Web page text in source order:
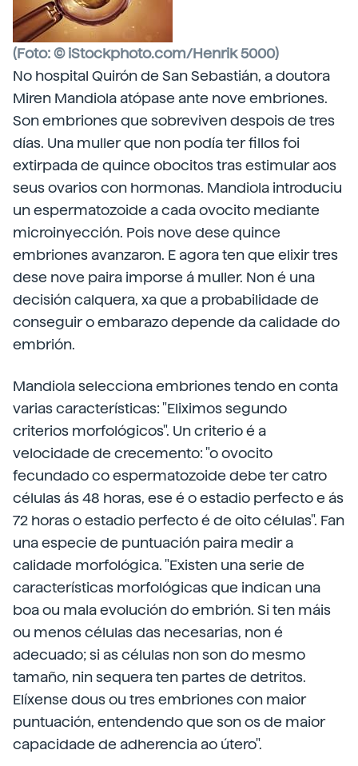
(Foto: © iStockphoto.com/Henrik 5000)
No hospital Quirón de San Sebastián, a doutora
Miren Mandiola atópase ante nove embriones.
Son embriones que sobreviven despois de tres
días. Una muller que non podía ter fillos foi
extirpada de quince obocitos tras estimular aos
seus ovarios con hormonas. Mandiola introduciu
un espermatozoide a cada ovocito mediante
microinyección. Pois nove dese quince
embriones avanzaron. E agora ten que elixir tres
dese nove paira imporse á muller. Non é una
decisión calquera, xa que a probabilidade de
conseguir o embarazo depende da calidade do
embrión.
Mandiola selecciona embriones tendo en conta
varias características: "Eliximos segundo
criterios morfológicos". Un criterio é a
velocidade de crecemento: "o ovocito
fecundado co espermatozoide debe ter catro
células ás 48 horas, ese é o estadio perfecto e ás
72 horas o estadio perfecto é de oito células". Fan
una especie de puntuación paira medir a
calidade morfológica. "Existen una serie de
características morfológicas que indican una
boa ou mala evolución do embrión. Si ten máis
ou menos células das necesarias, non é
adecuado; si as células non son do mesmo
tamaño, nin sequera ten partes de detritos.
Elíxense dous ou tres embriones con maior
puntuación, entendendo que son os de maior
capacidade de adherencia ao útero".